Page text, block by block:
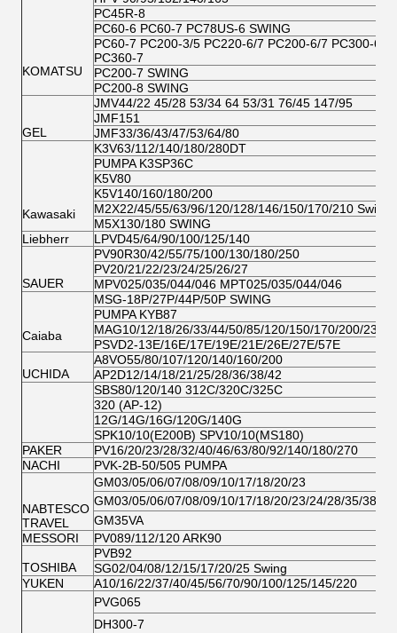
KOMATSU
PC45R-8
PC60-6 PC60-7 PC78US-6 SWING
PC60-7 PC200-3/5 PC220-6/7 PC200-6/7 PC300-6/7
PC360-7
PC200-7 SWING
PC200-8 SWING
GEL
JMV44/22 45/28 53/34 64 53/31 76/45 147/95
JMF151
JMF33/36/43/47/53/64/80
Kawasaki
K3V63/112/140/180/280DT
PUMPA K3SP36C
K5V80
K5V140/160/180/200
M2X22/45/55/63/96/120/128/146/150/170/210 Swing
M5X130/180 SWING
Liebherr
LPVD45/64/90/100/125/140
SAUER
PV90R30/42/55/75/100/130/180/250
PV20/21/22/23/24/25/26/27
MPV025/035/044/046 MPT025/035/044/046
Caiaba
MSG-18P/27P/44P/50P SWING
PUMPA KYB87
MAG10/12/18/26/33/44/50/85/120/150/170/200/
PSVD2-13E/16E/17E/19E/21E/26E/27E/57E
UCHIDA
A8VO55/80/107/120/140/160/200
AP2D12/14/18/21/25/28/36/38/42
SBS80/120/140 312C/320C/325C
320 (AP-12)
12G/14G/16G/120G/140G
SPK10/10(E200B) SPV10/10(MS180)
PAKER
PV16/20/23/28/32/40/46/63/80/92/140/180/270
NACHI
PVK-2B-50/505 PUMPA
NABTESCO
TRAVEL
GM03/05/06/07/08/09/10/17/18/20/23
GM03/05/06/07/08/09/10/17/18/20/23/24/28/35/38VL
GM35VA
MESSORI
PV089/112/120 ARK90
TOSHIBA
PVB92
SG02/04/08/12/15/17/20/25 Swing
YUKEN
A10/16/22/37/40/45/56/70/90/100/125/145/220
PVG065
DH300-7